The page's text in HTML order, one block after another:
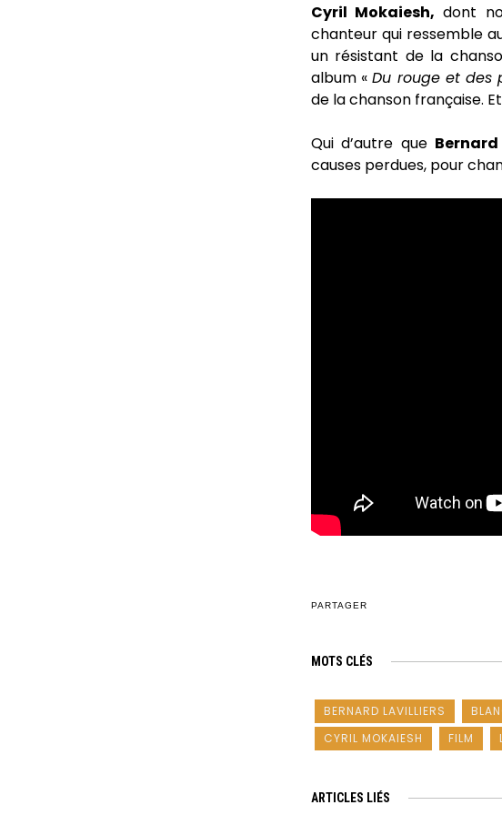
Cyril Mokaiesh, dont
chanteur qui ressemble
un résistant de la
album «Du rouge et des
de la chanson française.
Qui d’autre que Bernard
causes perdues, pour
PARTAGER
MOTS CLÉS
BERNARD LAVILLIERS
CYRIL MOKAIESH
FILM
ARTICLES LIÉS